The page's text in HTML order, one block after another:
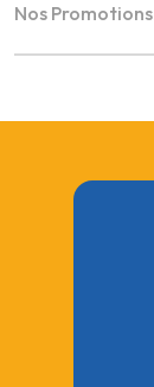
Nos Promotions